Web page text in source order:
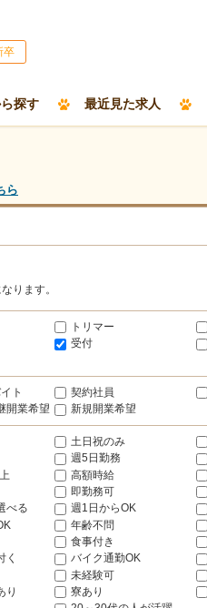
卒
探す 最近見た求人
ら
ります。
トリマー
受付
ト 契約社員
開業希望 新規開業希望
土日祝のみ
週5日勤務
高額時給
即勤務可
べる 週1日からOK
年齢不問
食事付き
く バイク通勤OK
未経験可
り 寮あり